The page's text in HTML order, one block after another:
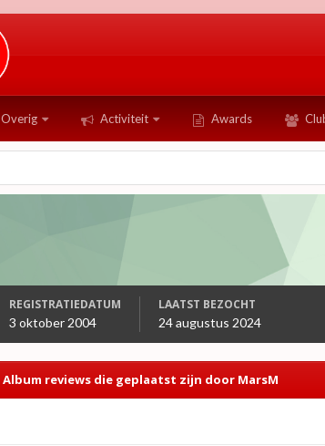
Overig Activiteit Awards
REGISTRATIEDATUM
3 oktober 2004
LAATST BEZOCHT
24 augustus 2024
Album reviews die geplaatst zijn door MarsM